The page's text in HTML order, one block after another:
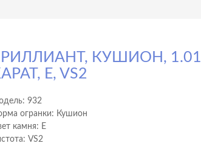
КУШИОН, 1.01
E, VS2
932
огранки: Кушион
камня: E
VS2